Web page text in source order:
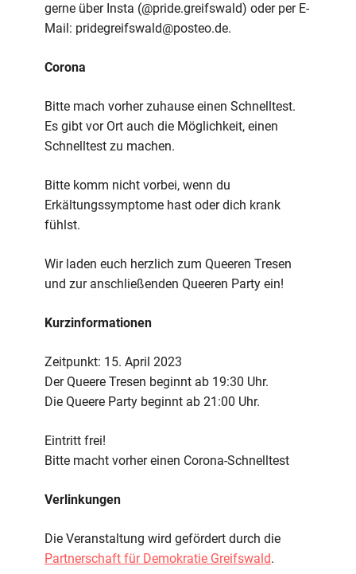
gerne über Insta (@pride.greifswald) oder per E-
Mail: pridegreifswald@posteo.de.
Corona
Bitte mach vorher zuhause einen Schnelltest.
Es gibt vor Ort auch die Möglichkeit, einen
Schnelltest zu machen.
Bitte komm nicht vorbei, wenn du
Erkältungssymptome hast oder dich krank
fühlst.
Wir laden euch herzlich zum Queeren Tresen
und zur anschließenden Queeren Party ein!
Kurzinformationen
Zeitpunkt: 15. April 2023
Der Queere Tresen beginnt ab 19:30 Uhr.
Die Queere Party beginnt ab 21:00 Uhr.
Eintritt frei!
Bitte macht vorher einen Corona-Schnelltest
Verlinkungen
Die Veranstaltung wird gefördert durch die
Partnerschaft für Demokratie Greifswald.